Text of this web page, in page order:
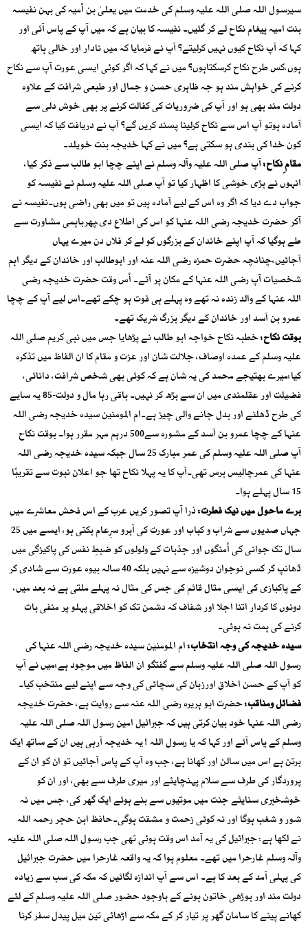
سیرسول اللہ صلی اللہ علیہ وسلم کی خدمت میں یعلیٰ بن اْمیہ کی بہن نفیسہ
بنت امیہ پیغام نکاح لے کر گئیں۔ نفیسہ کا بیان ہے کہ میں آپ کے پاس آئی اور
کہا کہ آپ نکاح کیوں نہیں کرلیتے؟ آپ نے فرمایا کہ میں نادار اور خالی ہاتھ
ہوں،کس طرح نکاح کرسکتاہوں؟ میں نے کہا کہ اگر کوئی ایسی عورت آپ سے نکاح
کرنے کی خواہش مند ہو جہ ظاہری حسن و جمال اور طبعی شرافت کے علاوہ
دولت مند بھی ہو اور آپ کی ضروریات کی کفالت کرنے پر بھی خوش دلی سے
آمادہ ہوتو آپ اس سے نکاح کرلینا پسند کریں گے؟ آپ نے دریافت کیا کہ ایسی
کون خدا کی بندی ہو سکتی ہے؟ میں نے کہا خدیجہ بنت خویلد۔
مقام ِنکاح:آپ صلی اللہ علیہ وآلہ وسلم نے اپنے چچا ابو طالب سے ذکر کیا،
انہوں نے بڑی خوشی کا اظہار کیا تو آپ صلی اللہ علیہ وسلم نے نفیسہ کو
جواب دے دیا کہ اگر وہ اس کے لیے آمادہ ہیں تو میں بھی راضی ہوں۔نفیسہ نے
آکر حضرت خدیجہ رضی اللہ عنہا کو اس کی اطلاع دی،پھرباہمی مشاورت سے
طے ہوگیا کہ آپ اپنے خاندان کے بزرگوں کو لے کر فلاں دن میرے یہاں
آجائیں،چنانچہ حضرت حمزہ رضی اللہ عنہ اور ابوطالب اور خاندان کے دیگر اہم
شخصیات آپ رضی اللہ عنہا کے مکان پر آئے۔ اْس وقت حضرت خدیجہ رضی
اللہ عنہا کے والد زندہ نہ تھے وہ پہلے ہی فوت ہو چکے تھے۔اس لیے آپ کے چچا
عمرو بن اَسد اور خاندان کے دیگر بزرگ شریک تھے۔
بوقت نکاح:خطبہ نکاح خواجہ ابو طالب نے پڑھایا جس میں نبی کریم صلی اللہ
علیہ وسلم کے عمدہ اوصاف، جلالت شان اور عزت و مقام کا ان الفاظ میں تذکرہ
کیا:میرے بھتیجے محمد کی یہ شان ہے کہ کوئی بھی شخص شرافت، دانائی،
فضیلت اور عقلمندی میں ان سے بڑھ کر نہیں۔ باقی رہا مال و دولت-85 یہ سایے
کی طرح ڈھلنے اور بدل جانے والی چیز ہے۔ام المومنین سیدہ خدیجہ رضی اللہ
عنہا کے چچا عمرو بن اَسد کے مشورہ سے500 درہم مہر مقرر ہوا۔ بوقت نکاح
آپ صلی اللہ علیہ وسلم کی عمر مبارک 25 سال جبکہ سیدہ خدیجہ رضی اللہ
عنہا کی عمرچالیس برس تھی۔آپ کا یہ پہلا نکاح تھا جو اعلان نبوت سے تقریبًا
15 سال پہلے ہوا۔
برے ماحول میں نیک فطرت:ذرا آپ تصور کریں عرب کے اس فحش معاشرے میں
جہاں صدیوں سے شراب و کباب اور عورت کی آبرو سرِعام بکتی ہو، ایسے میں 25
سال تک جوانی کی اْمنگوں اور جذبات کے ولولوں کو ضبطِ نفس کی پاکیزگی میں
ڈھانپ کر کسی نوجوان دوشیزہ سے نہیں بلکہ 40 سالہ بیوہ عورت سے شادی کر
کے پاکبازی کی ایسی مثال قائم کی جس کی مثال نہ پہلے ملتی ہے نہ بعد میں،
دونوں کا کردار اتنا اجلا اور شفاف کہ دشمن تک کو اخلاقی پہلو پر منفی بات
کرنے کی ہمت نہ ہوئی۔
سیدہ خدیجہ کی وجہ انتخاب:ام المومنین سیدہ خدیجہ رضی اللہ عنہا کی
رسول اللہ صلی اللہ علیہ وسلم سے گفتگو ان الفاظ میں موجود ہے:میں نے آپ
کو آپ کے حسن اخلاق اورزبان کی سچائی کی وجہ سے اپنے لیے منتخب کیا۔
فضائل ومناقب:حضرت ابو ہریرہ رضی اللہ عنہ سے روایت ہے، حضرت خدیجہ
رضی اللہ عنہا خود بیان کرتی ہیں کہ جبرائیل امین رسول اللہ صلی اللہ علیہ
وسلم کے پاس آئے اور کہا کہ یا رسول اللہ ! یہ خدیجہ آرہی ہیں ان کے ساتھ ایک
برتن ہے اس میں سالن اور کھانا ہے، جب وہ آپ کے پاس آجائیں تو ان کو ان کے
پروردگار کی طرف سے سلام پہنچایئے اور میری طرف سے بھی، اور ان کو
خوشخبری سنایئے جنت میں موتیوں سے بنے ہوئے ایک گھر کی، جس میں نہ
شور و شغب ہوگا اور نہ کوئی زحمت و مشقت ہوگی۔حافظ ابن حجر رحمہ اللہ
نے لکھا ہے: جبرائیل کی یہ آمد اس وقت ہوئی تھی جب رسول اللہ صلی اللہ علیہ
وآلہ وسلم غارحرا میں تھے۔ معلوم ہوا کہ یہ واقعہ غارحرا میں حضرت جبرائیل
کی پہلی آمد کے بعد کا ہے۔ اس سے آپ اندازہ لگائیں کہ مکہ کی سب سے زیادہ
دولت مند اور بوڑھی خاتون ہونے کے باوجود حضور صلی اللہ علیہ وسلم کے لئے
کھانے پینے کا سامان گھر پر تیار کر کے مکہ سے اڑھائی تین میل پیدل سفر کرنا